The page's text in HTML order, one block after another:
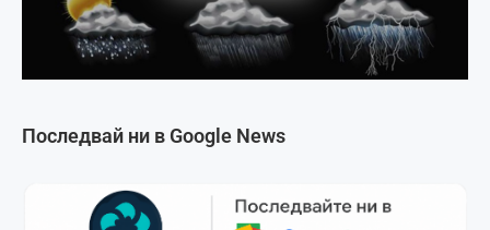
Последвай ни в Google News